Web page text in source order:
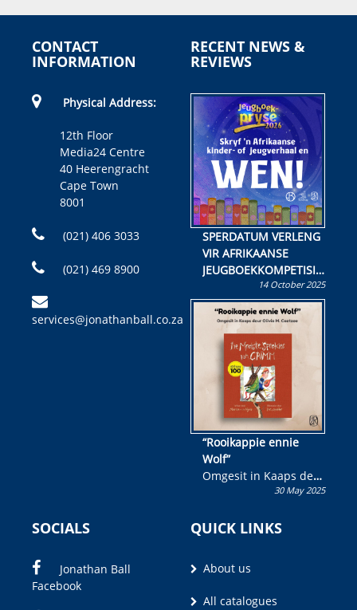
CONTACT
INFORMATION
Physical Address:
12th Floor
Media24 Centre
40 Heerengracht
Cape Town
8001
(021) 406 3033
(021) 469 8900
services@jonathanball.co.za
RECENT NEWS &
REVIEWS
SPERDATUM VERLENG
VIR AFRIKAANSE
JEUGBOEKKOMPETISIE
Skryf ’n jeugboek of
kinderboek en staan ’n
kans om R50 000 te
wen!
14 October 2025
“Rooikappie ennie
Wolf”
Omgesit in Kaaps deur
Olivia M. Coetzee30 May 2025
SOCIALS
Jonathan Ball
Facebook
QUICK LINKS
About us
All catalogues